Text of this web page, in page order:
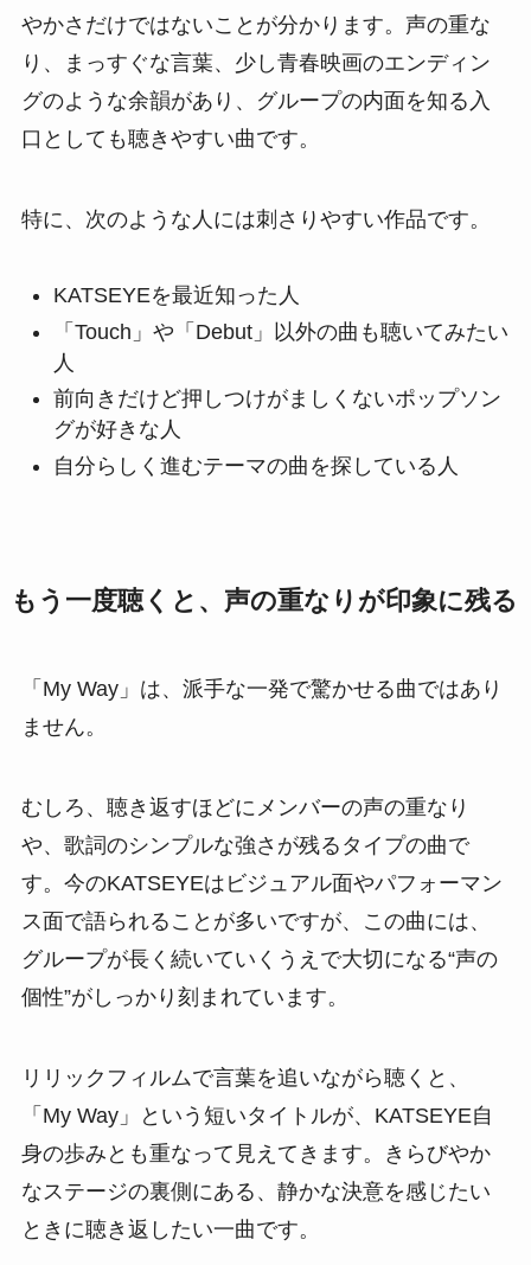
やかさだけではないことが分かります。声の重な
り、まっすぐな言葉、少し青春映画のエンディン
グのような余韻があり、グループの内面を知る入
口としても聴きやすい曲です。
特に、次のような人には刺さりやすい作品です。
KATSEYEを最近知った人
「Touch」や「Debut」以外の曲も聴いてみたい
人
前向きだけど押しつけがましくないポップソン
グが好きな人
自分らしく進むテーマの曲を探している人
もう一度聴くと、声の重なりが印象に残る
「My Way」は、派手な一発で驚かせる曲ではあり
ません。
むしろ、聴き返すほどにメンバーの声の重なり
や、歌詞のシンプルな強さが残るタイプの曲で
す。今のKATSEYEはビジュアル面やパフォーマン
ス面で語られることが多いですが、この曲には、
グループが長く続いていくうえで大切になる“声の
個性”がしっかり刻まれています。
リリックフィルムで言葉を追いながら聴くと、
「My Way」という短いタイトルが、KATSEYE自
身の歩みとも重なって見えてきます。きらびやか
なステージの裏側にある、静かな決意を感じたい
ときに聴き返したい一曲です。